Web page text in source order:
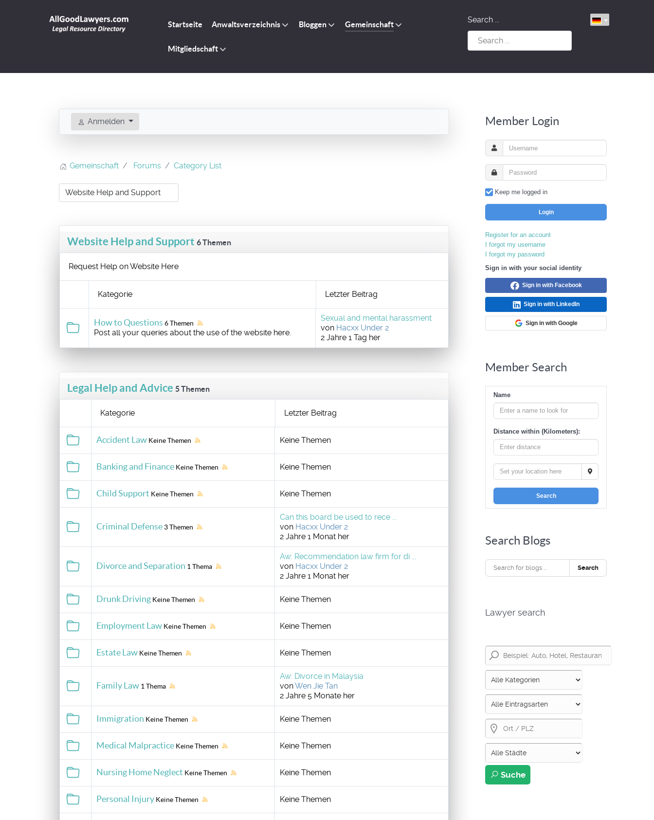
Startseite Anwaltsverzeichnis Bloggen Gemeinschaft
Mitgliedschaft
Search ...
Anmelden
Gemeinschaft Forums Category List
Website Help and Support 6 Themen
Request Help on Website Here
Kategorie Letzter Beitrag
How to Questions 6 Themen
Post all your queries about the use of the website here.
Sexual and mental harassment
von Hacxx Under 2
2 Jahre 1 Tag her
Legal Help and Advice 5 Themen
Kategorie Letzter Beitrag
Accident Law Keine Themen Keine Themen
Banking and Finance Keine Themen Keine Themen
Child Support Keine Themen Keine Themen
Criminal Defense 3 Themen
Can this board be used to rece ...
von Hacxx Under 2
2 Jahre 1 Monat her
Divorce and Separation 1 Thema
Aw: Recommendation law firm for di ...
von Hacxx Under 2
2 Jahre 1 Monat her
Drunk Driving Keine Themen Keine Themen
Employment Law Keine Themen Keine Themen
Estate Law Keine Themen Keine Themen
Family Law 1 Thema
Aw: Divorce in Malaysia
vonWen Jie Tan
2 Jahre 5 Monate her
Immigration Keine Themen Keine Themen
Medical Malpractice Keine Themen Keine Themen
Nursing Home Neglect Keine Themen Keine Themen
Personal Injury Keine Themen Keine Themen
Member Login
Keep me logged in
Login
Register for an account
I forgot my username
I forgot my password
Sign in with your social identity
Sign in with Facebook
Sign in with LinkedIn
Sign in with Google
Member Search
Name
Distance within (Kilometers):
Search
Search Blogs
Search
Lawyer search
Suche